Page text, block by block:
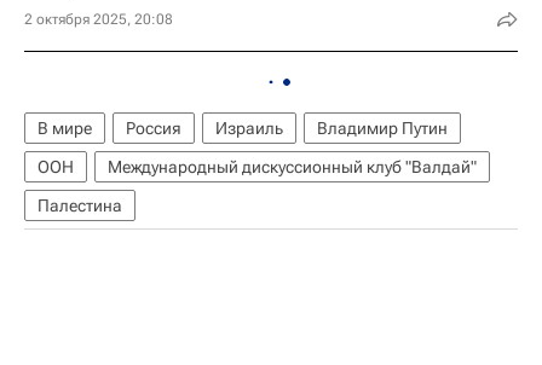
2 октября 2025, 20:08
В мире Россия Израиль
Владимир Путин
ООН
Международный дискуссионный клуб "Валдай"
Палестина